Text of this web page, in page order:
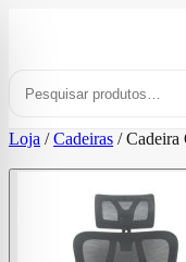
Loja / Cadeiras /